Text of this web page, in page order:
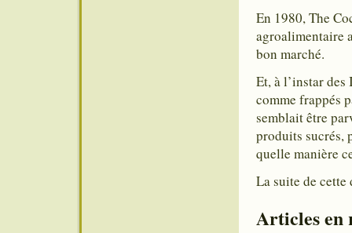
En 1980, The
agroalimentaire
bon marché.
Et, à l’instar
comme frappés
semblait être
produits sucrés,
quelle manière
La suite de
Articles en